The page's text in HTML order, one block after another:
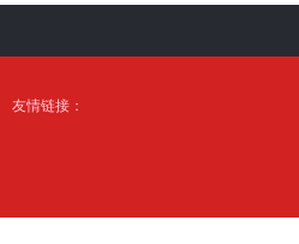
友情链接：